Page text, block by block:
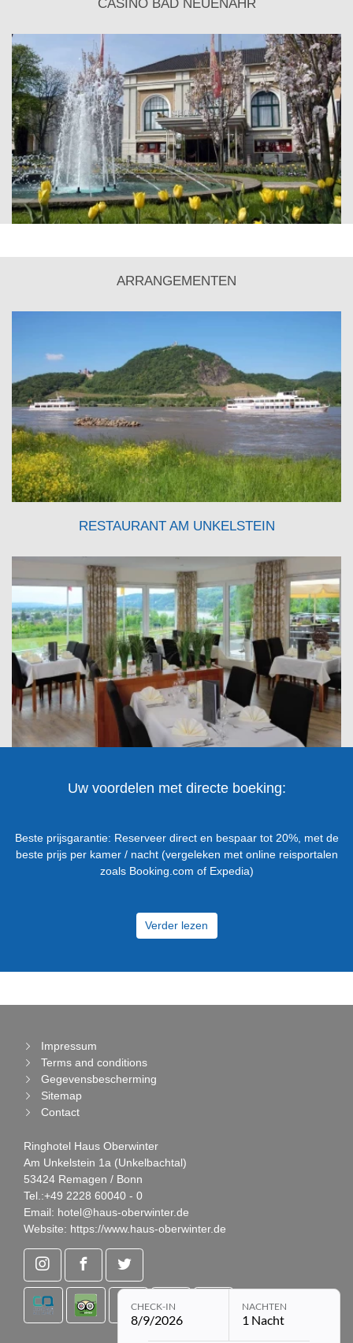
CHECK-IN
8/9/2026
NACHTEN
1 Nacht
CASINO BAD NEUENAHR
ARRANGEMENTEN
RESTAURANT AM UNKELSTEIN
Uw voordelen met directe boeking:
Beste prijsgarantie: Reserveer direct en bespaar tot 20%, met de
beste prijs per kamer / nacht (vergeleken met online reisportalen
zoals Booking.com of Expedia)
Verder lezen
Impressum
Terms and conditions
Gegevensbescherming
Sitemap
Contact
Ringhotel Haus Oberwinter
Am Unkelstein 1a (Unkelbachtal)
53424 Remagen / Bonn
Tel.:+49 2228 60040 - 0
Email: hotel@haus-oberwinter.de
Website: https://www.haus-oberwinter.de